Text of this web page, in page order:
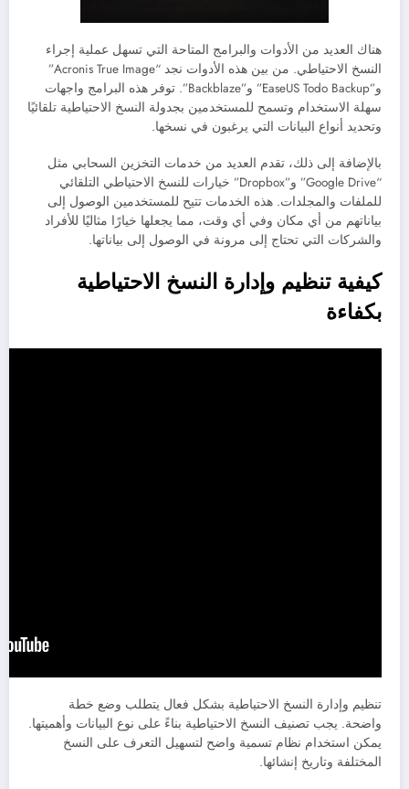
هناك العديد من الأدوات والبرامج المتاحة التي تسهل عملية إجراء
النسخ الاحتياطي. من بين هذه الأدوات نجد “Acronis True Image”
و”EaseUS Todo Backup” و”Backblaze”. توفر هذه البرامج واجهات
سهلة الاستخدام وتسمح للمستخدمين بجدولة النسخ الاحتياطية تلقائيًا
وتحديد أنواع البيانات التي يرغبون في نسخها.
بالإضافة إلى ذلك، تقدم العديد من خدمات التخزين السحابي مثل
“Google Drive” و”Dropbox” خيارات للنسخ الاحتياطي التلقائي
للملفات والمجلدات. هذه الخدمات تتيح للمستخدمين الوصول إلى
بياناتهم من أي مكان وفي أي وقت، مما يجعلها خيارًا مثاليًا للأفراد
والشركات التي تحتاج إلى مرونة في الوصول إلى بياناتها.
كيفية تنظيم وإدارة النسخ الاحتياطية
بكفاءة
تنظيم وإدارة النسخ الاحتياطية بشكل فعال يتطلب وضع خطة
واضحة. يجب تصنيف النسخ الاحتياطية بناءً على نوع البيانات وأهميتها.
يمكن استخدام نظام تسمية واضح لتسهيل التعرف على النسخ
المختلفة وتاريخ إنشائها.